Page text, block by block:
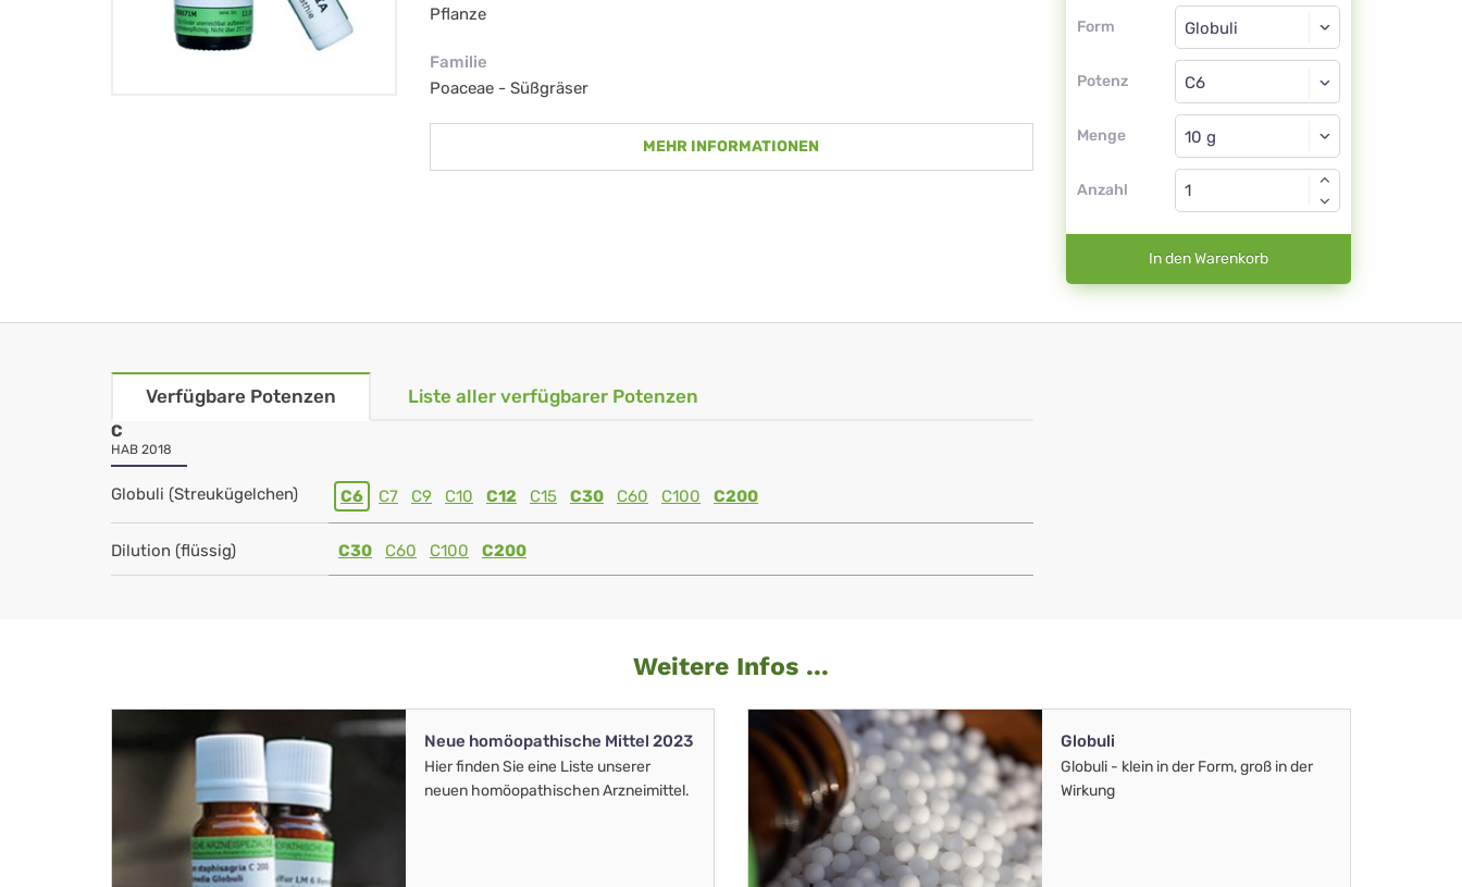
Pflanze
Familie
Poaceae - Süßgräser
MEHR INFORMATIONEN
Form
Form
Potenz
Globuli
C6
Menge
Globuli
Anzahl
In den Warenkorb
Verfügbare Potenzen Liste aller verfügbarer Potenzen
C
HAB 2018
Globuli (Streukügelchen) C6 C7 C9 C10 C12 C15 C30 C60 C100 C200
Dilution (flüssig) C30 C60 C100 C200
Weitere Infos ...
Neue homöopathische Mittel 2023
Hier finden Sie eine Liste unserer
neuen homöopathischen Arzneimittel.
Globuli
Globuli - klein in der Form, groß in der
Wirkung